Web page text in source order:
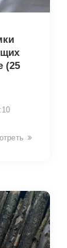
(25